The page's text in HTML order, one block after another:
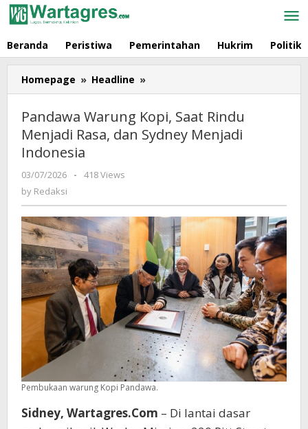
Skip
to
Beranda Peristiwa Pemerintahan Hukrim Politik
Homepage » Headline »
Warung
Saat
Rindu
Menjadi
Indonesia
Pandawa Warung Kopi, Saat Rindu
Menjadi Rasa, dan Sydney Menjadi
Indonesia
03/07/2026
by
-
418 Views
by Redaksi
Pembukaan warung Kopi Pandawa.
Sidney, Wartagres.Com – Di lantai dasar